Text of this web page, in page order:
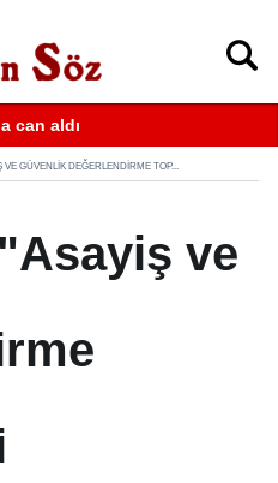
can aldı
VE GÜVENLIK DEĞERLENDIRME TOP...
ve